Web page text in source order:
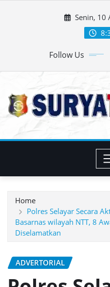
Senin, 10
Follow Us
Home
Polres Selayar Secara
Basarnas wilayah NTT, 8
Diselamatkan
ADVERTORIAL